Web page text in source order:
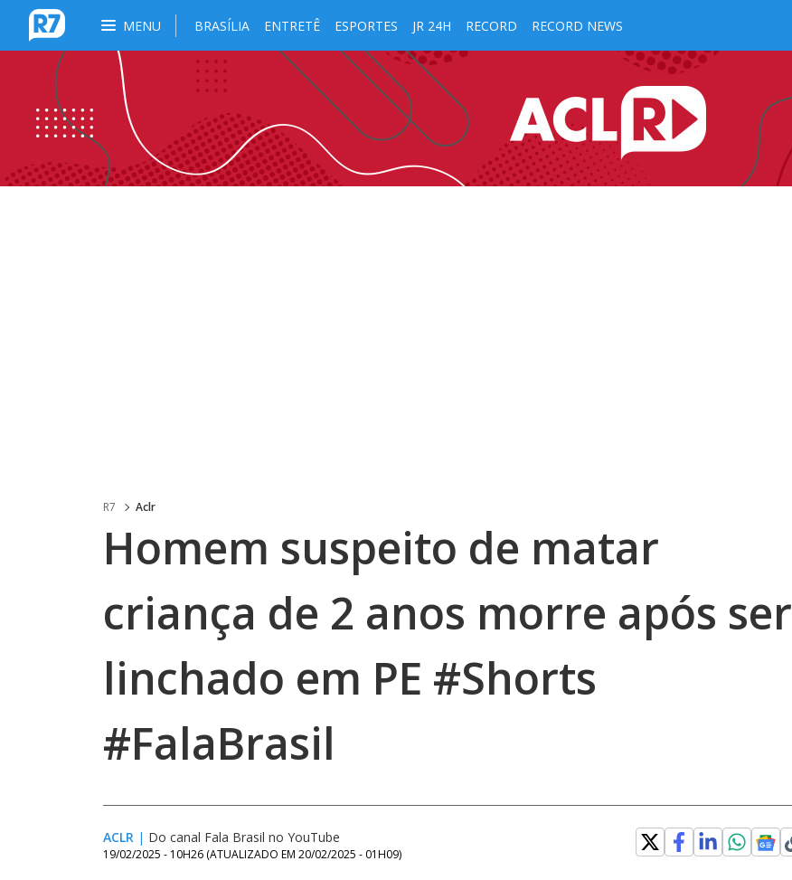
MENU BRASÍLIA ENTRETÊ ESPORTES JR 24H RECORD RECORD NEWS
R7 Aclr
Homem suspeito de matar
criança de 2 anos morre após ser
linchado em PE #Shorts
#FalaBrasil
ACLR | Do canal Fala Brasil no YouTube
19/02/2025 - 10H26 (ATUALIZADO EM 20/02/2025 - 01H09)